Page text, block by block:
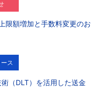
限額増加と手数料変更のお
ス
（DLT）を活用した送金